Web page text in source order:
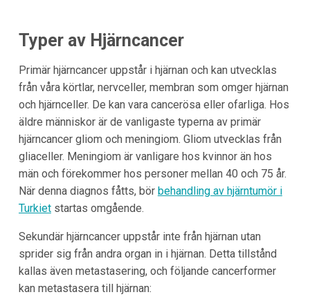
Typer av Hjärncancer
Primär hjärncancer uppstår i hjärnan och kan utvecklas
från våra körtlar, nervceller, membran som omger hjärnan
och hjärnceller. De kan vara cancerösa eller ofarliga. Hos
äldre människor är de vanligaste typerna av primär
hjärncancer gliom och meningiom. Gliom utvecklas från
gliaceller. Meningiom är vanligare hos kvinnor än hos
män och förekommer hos personer mellan 40 och 75 år.
När denna diagnos fåtts, bör behandling av hjärntumör i
Turkietstartas omgående.
Sekundär hjärncancer uppstår inte från hjärnan utan
sprider sig från andra organ in i hjärnan. Detta tillstånd
kallas även metastasering, och följande cancerformer
kan metastasera till hjärnan: